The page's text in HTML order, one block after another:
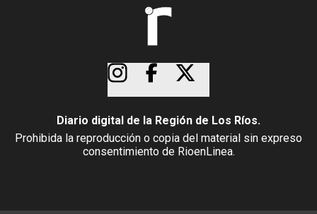
Diario digital de la Región de Los Ríos.
Prohibida la reproducción o copia del material sin expreso
consentimiento de RioenLinea.